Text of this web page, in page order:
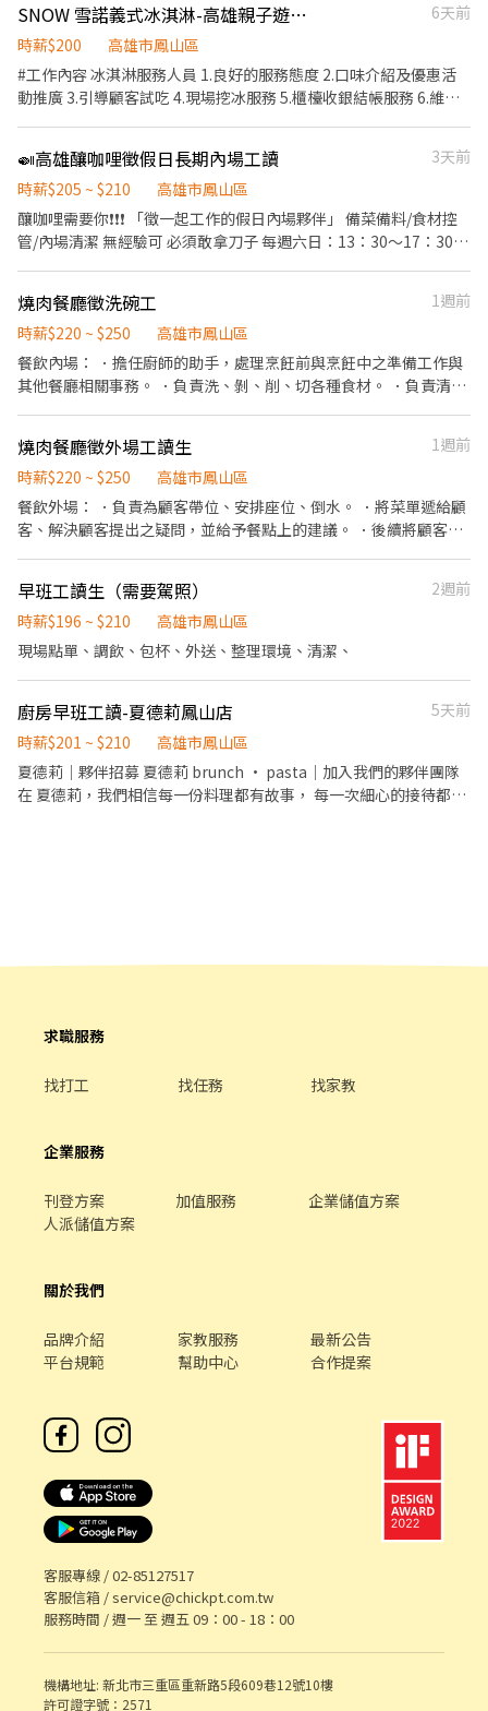
誠與美味分享給每位客人 ・ 更多成長與進步的機會 【員工福利】
＊依法投保 勞保、健保、勞退 ＊員工餐飲優惠 ⸻ 【工作時間與
排3-4小時 ・可依工作能力與個人狀況調整班表 ・例假日與國定假
日 可全日排班者優先 ⸻ 【薪酬制度】 ・兼職人員：時薪 $201–
$210（含 $5 出勤獎勵） ・依工作表現與能力，設有 調薪考核制度
・國定假日出勤，時薪加薪
SNOW 雪諾義式冰淇淋-高雄親子遊樂園區(正.兼職)
6天前
時薪$200
高雄市鳳山區
#工作內容 冰淇淋服務人員 1.良好的服務態度 2.口味介紹及優惠活
動推廣 3.引導顧客試吃 4.現場挖冰服務 5.櫃檯收銀結帳服務 6.維持
🍛高雄釀咖哩徵假日長期內場工讀
3天前
時薪$205 ~ $210
高雄市鳳山區
釀咖哩需要你❗️❗️❗️ 「徵一起工作的假日內場夥伴」 備菜備料/食材控
管/內場清潔 無經驗可 必須敢拿刀子 每週六日：13：30～17：30 *
https://www.instagram.com/niangcurry/
燒肉餐廳徵洗碗工
1週前
時薪$220 ~ $250
高雄市鳳山區
餐飲內場： ．擔任廚師的助手，處理烹飪前與烹飪中之準備工作與
其他餐廳相關事務。 ．負責洗、剝、削、切各種食材。 ．負責清理
燒肉餐廳徵外場工讀生
1週前
時薪$220 ~ $250
高雄市鳳山區
餐飲外場： ．負責為顧客帶位、安排座位、倒水。 ．將菜單遞給顧
客、解決顧客提出之疑問，並給予餐點上的建議。 ．後續將顧客點
負責結帳、收銀等工作。
早班工讀生（需要駕照）
2週前
時薪$196 ~ $210
高雄市鳳山區
現場點單、調飲、包杯、外送、整理環境、清潔、
廚房早班工讀-夏德莉鳳山店
5天前
時薪$201 ~ $210
高雄市鳳山區
夏德莉｜夥伴招募 夏德莉 brunch • pasta｜加入我們的夥伴團隊
在 夏德莉，我們相信每一份料理都有故事， 每一次細心的接待都是
時間與排班】 ・依營業時間排班，時段彈性可協調 ・平日：10:00-
15:00，安排 3–4小時 ・可依工作能力與個人狀況調整班表 ・例假
時薪 $201–$210含 $5 出勤獎勵） ・依工作表現與能力，設有 調薪
求職服務
找打工 找任務 找家教
企業服務
刊登方案 加值服務
企業儲值方案
人派儲值方案
關於我們
品牌介紹 家教服務
最新公告
平台規範
幫助中心 合作提案
客服專線 /02-85127517
客服信箱 /service@chickpt.com.tw
服務時間 / 週一 至 週五 09：00 - 18：00
機構地址: 新北市三重區重新路5段609巷12號10樓
許可證字號：2571